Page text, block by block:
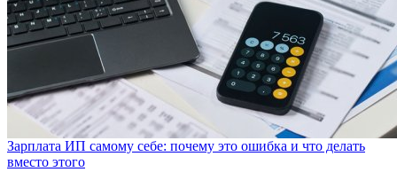
Зарплата ИП самому себе: почему это ошибка и что делать
вместо этого